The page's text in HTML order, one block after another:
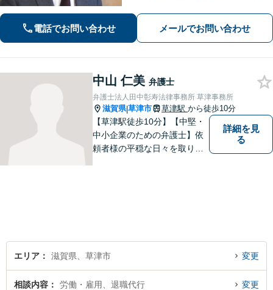
リラックスしてお越しください。丁寧
にお話をお聴きします【草津駅2分｜駐
車場あり】【土日祝対応】
電話でお問い合わせ メールでお問い合わせ
中山 仁美 弁護士
弁護士法人田中彰寿法律事務所 草津事務所
滋賀県|草津市 草津駅 から徒歩10分
【草津駅徒歩10分】【中堅・
中小企業のための弁護士】依
頼者様の平穏な日々を取り戻
詳細を見
る
エリア 滋賀県、草津市 変更
相談内容 労働・雇用、退職代行 変更